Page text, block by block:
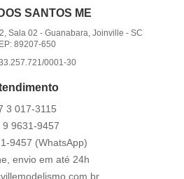
SANTOS ME
Sala 02 -Guanabara, Joinville -SC
89207-650
0001-30
3 017-3115
9 9631-9457
9457 (WhatsApp)
envio em até 24h